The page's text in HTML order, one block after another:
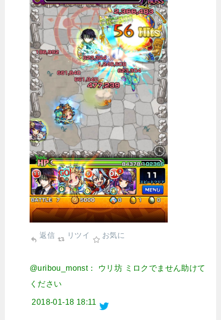
返信 リツイ お気に
@uribou_monst： ウリ坊 ミロクでません助けて
ください
2018-01-18 18:11